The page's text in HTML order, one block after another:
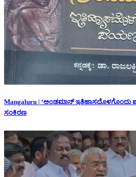
Mangaluru | ‘ಅಂಡಮಾನ್ ಇತಿಹಾಸದೊಳಗೊಂದು
ಸಂಕಿರಣ